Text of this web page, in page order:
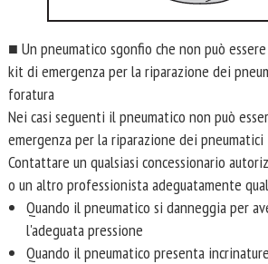
■ Un pneumatico sgonfio che non può
kit di emergenza per la riparazione dei
foratura
Nei casi seguenti il pneumatico non può
emergenza per la riparazione dei
Contattare un qualsiasi concessionario
o un altro professionista adeguatamente
Quando il pneumatico si danneggia per
l'adeguata pressione
Quando il pneumatico presenta